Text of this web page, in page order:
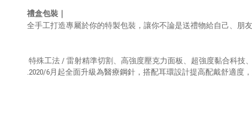
禮盒包裝｜
全手工打造專屬於你的特製包裝，讓你不論是送禮物給自己、朋
特殊工法 / 雷射精準切割、高強度壓克力面板、超強度黏合科技
.2020/6月起全面升級為醫療鋼針，搭配耳環設計提高配戴舒適度